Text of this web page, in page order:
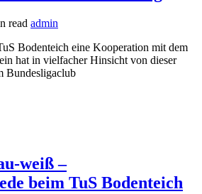
read admin
Bodenteich eine Kooperation mit dem
hat in vielfacher Hinsicht von dieser
Bundesligaclub
weiß –
beim TuS Bodenteich